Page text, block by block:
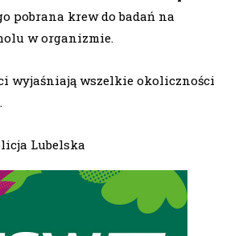
pobrana krew do badań na
w organizmie.
wyjaśniają wszelkie okoliczności
Lubelska